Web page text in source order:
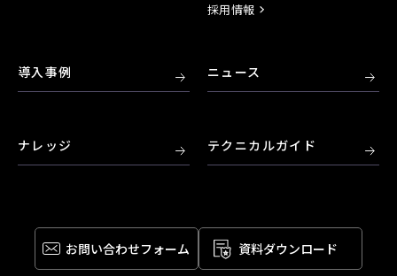
お問い合わせフォーム 資料ダウンロード
採用情報
導入事例 ニュース
ナレッジ テクニカルガイド